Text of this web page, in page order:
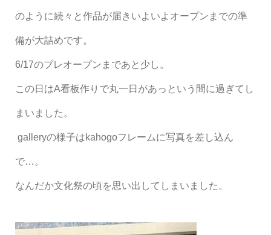
のように続々と作品が届きいよいよオープンまでの準
備が大詰めです。
6/17のプレオープンまであと少し。
この日はA看板作りで丸一日があっという間に過ぎてし
まいました。
galleryの様子はkahogoフレームに写真を差し込ん
で… 。
なんだか文化祭の頃を思い出してしまいました。